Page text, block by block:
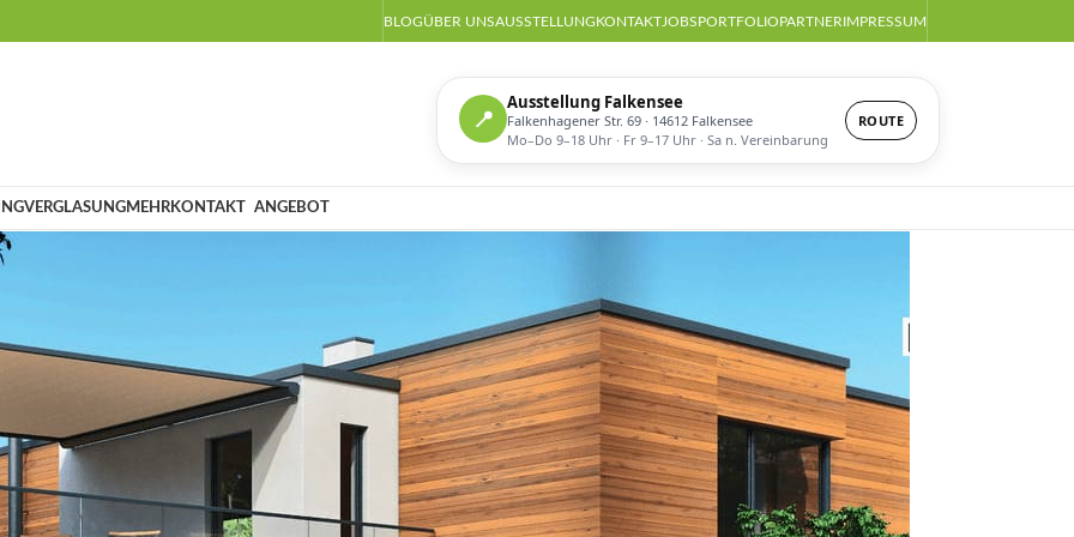
BLOGÜBER UNSAUSSTELLUNGKONTAKTJOBSPORTFOLIOPARTNERIMPRESSUM
📍
Ausstellung Falkensee
Falkenhagener Str. 69 · 14612 Falkensee
Mo–Do 9–18 Uhr · Fr 9–17 Uhr · Sa n. Vereinbarung
ROUTE
VERGLASUNGMEHRKONTAKT ANGEBOT